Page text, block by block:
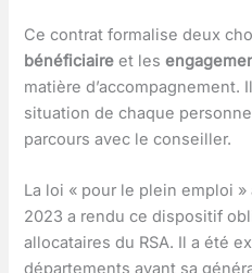
Ce contrat formalise deux
bénéficiaire et les
matière d’accompagnement.
situation de chaque
parcours avec le conseiller.
La loi « pour le plein emploi
2023 a rendu ce dispositif
allocataires du RSA. Il a été
départements avant sa